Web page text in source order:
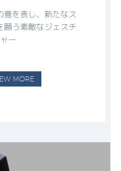
意を表し、新たなス
願う素敵なジェスチ
ャー
MORE